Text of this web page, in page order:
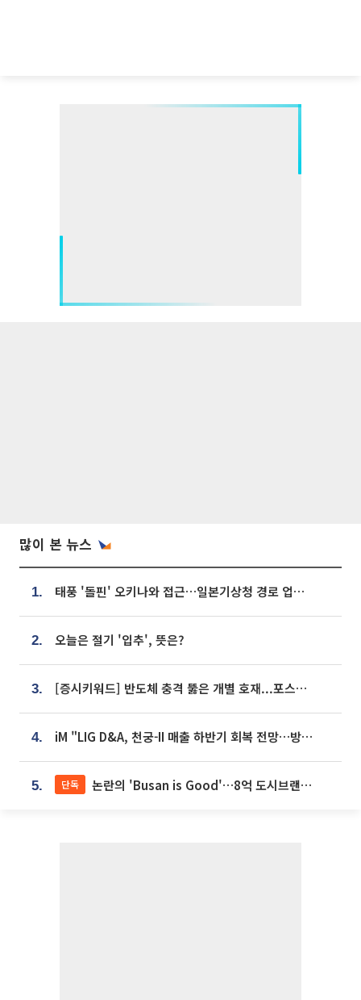
많이 본 뉴스
1. 태풍 '돌핀' 오키나와 접근…일본기상청 경로 업데이트
2. 오늘은 절기 '입추', 뜻은?
3. [증시키워드] 반도체 충격 뚫은 개별 호재...포스코퓨처엠·에코프로·한화솔루션 '눈길'
4. iM "LIG D&A, 천궁-II 매출 하반기 회복 전망…방산 톱픽 유지"
5. 단독 논란의 'Busan is Good'…8억 도시브랜드, 용산 대통령실 CI 업체가 수행